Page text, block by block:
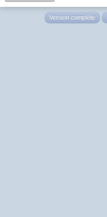
Version complète